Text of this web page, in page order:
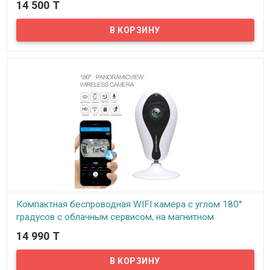
Предлагаем купольные вариофокальные IP 2.0 Mpx камеры
14 500 T
Компактная беспроводная WIFI камера с углом 180°
градусов с облачным сервисом, на магнитном
держателе, EC12-G6
14 990 T